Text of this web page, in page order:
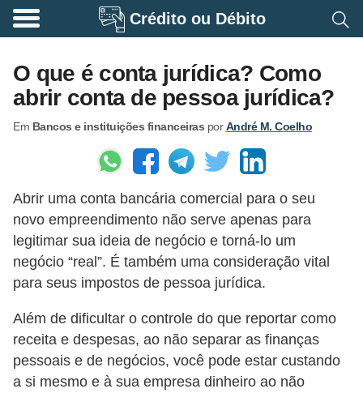
Crédito ou Débito
O que é conta jurídica? Como
abrir conta de pessoa jurídica?
Em Bancos e instituições financeiras porAndré M. Coelho
Abrir uma conta bancária comercial para o seu
novo empreendimento não serve apenas para
legitimar sua ideia de negócio e torná-lo um
negócio “real”. É também uma consideração vital
para seus impostos de pessoa jurídica.
Além de dificultar o controle do que reportar como
receita e despesas, ao não separar as finanças
pessoais e de negócios, você pode estar custando
a si mesmo e à sua empresa dinheiro ao não
A
o
s
e
a
d
o
r
a
B
a